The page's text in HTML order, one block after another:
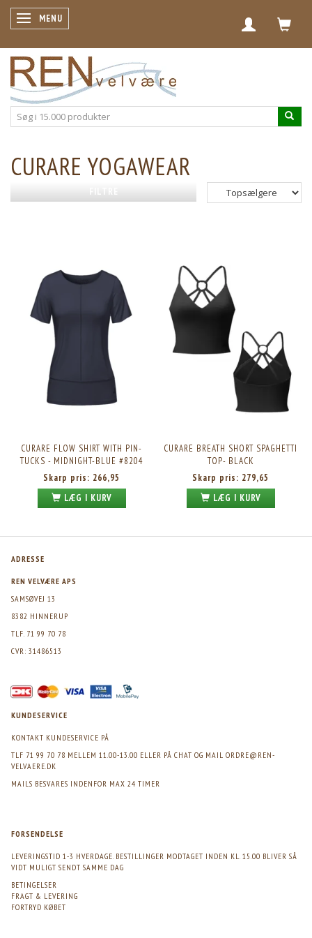
SKIFTE NAVIGATION
MENU
CURARE YOGAWEAR
FILTRE
CURARE FLOW SHIRT WITH PIN-
TUCKS - MIDNIGHT-BLUE #8204
Skarp pris: 266,95
LÆG I KURV
CURARE BREATH SHORT SPAGHETTI
TOP- BLACK
Skarp pris: 279,65
LÆG I KURV
ADRESSE
REN VELVÆRE APS
SAMSØVEJ 13
8382 HINNERUP
TLF. 71 99 70 78
CVR: 31486513
KUNDESERVICE
KONTAKT KUNDESERVICE PÅ
TLF 71 99 70 78 MELLEM 11.00-13.00 ELLER PÅ CHAT OG MAIL ORDRE@REN-
VELVAERE.DK
MAILS BESVARES INDENFOR MAX 24 TIMER
FORSENDELSE
LEVERINGSTID 1-3 HVERDAGE. BESTILLINGER MODTAGET INDEN KL. 15.00 BLIVER SÅ
VIDT MULIGT SENDT SAMME DAG
BETINGELSER
FRAGT & LEVERING
FORTRYD KØBET